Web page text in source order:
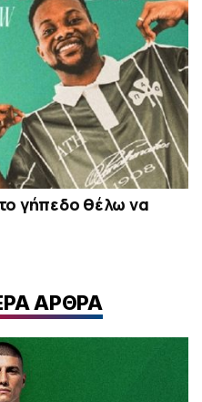
γήπεδο θέλω να
ΑΡΘΡΑ